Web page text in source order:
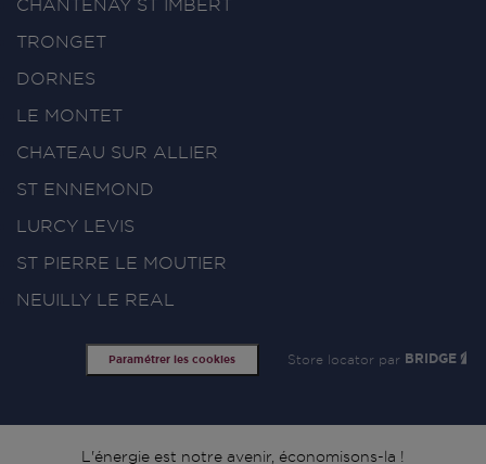
CHANTENAY ST IMBERT
TRONGET
DORNES
LE MONTET
CHATEAU SUR ALLIER
ST ENNEMOND
LURCY LEVIS
ST PIERRE LE MOUTIER
NEUILLY LE REAL
Paramétrer les cookies Store locator par BRIDGE
L'énergie est notre avenir, économisons-la !